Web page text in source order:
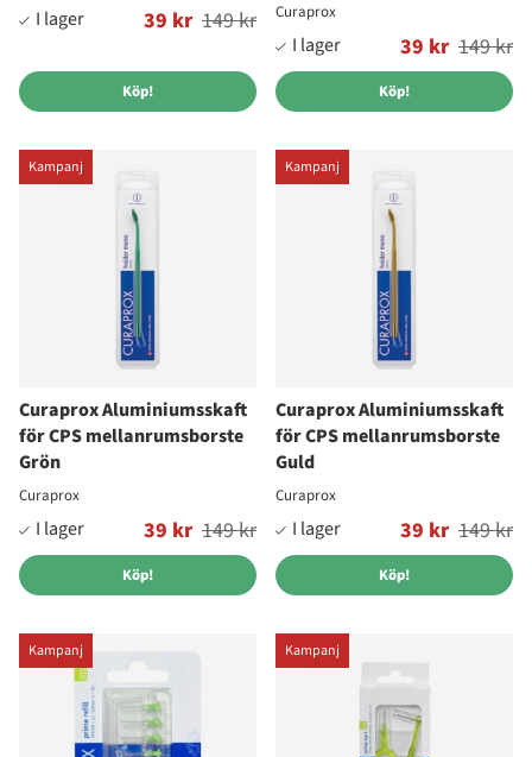
39 kr
Ordinarie pris: 149 kr
Köp!
Curaprox
39 kr
Ordinarie pris: 149 kr
Köp!
Kampanj
Curaprox Aluminiumsskaft
för CPS mellanrumsborste
Grön
Curaprox
39 kr
Ordinarie pris: 149 kr
Köp!
Kampanj
Curaprox Aluminiumsskaft
för CPS mellanrumsborste
Guld
Curaprox
39 kr
Ordinarie pris: 149 kr
Köp!
Kampanj Kampanj